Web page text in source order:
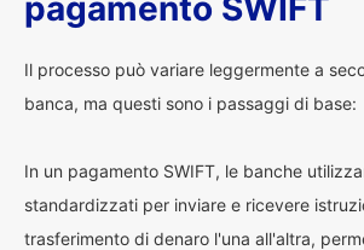
pagamento SWIFT
Il processo può variare leggermente a
banca, ma questi sono i passaggi di base:
In un pagamento SWIFT, le banche
standardizzati per inviare e ricevere
trasferimento di denaro l'una all'altra,